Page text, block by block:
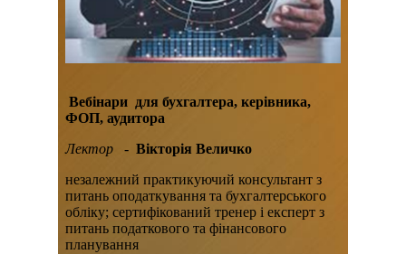
Вебінари для бухгалтера, керівника,
ФОП, аудитора
Лектор - Вікторія Величко
незалежний практикуючий консультант з
питань оподаткування та бухгалтерського
обліку; сертифікований тренер і експерт з
питань податкового та фінансового
планування